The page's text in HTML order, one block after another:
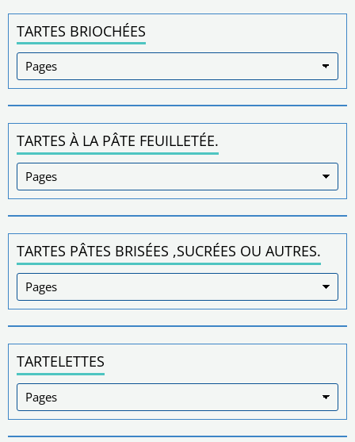
TARTES BRIOCHÉES
TARTES À LA PÂTE FEUILLETÉE.
TARTES PÂTES BRISÉES ,SUCRÉES OU AUTRES.
TARTELETTES